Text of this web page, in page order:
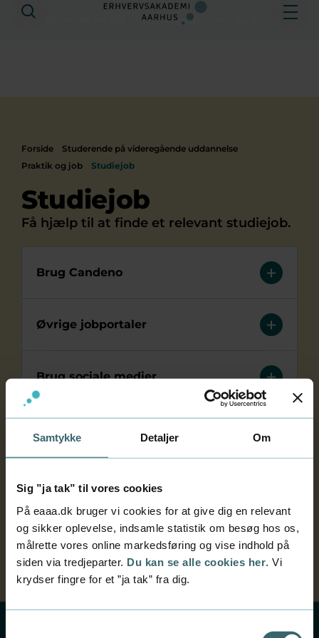
Samtykke Detaljer Om
Sig ”ja tak” til vores cookies
På eaaa.dk bruger vi cookies for at give dig en relevant
og sikker oplevelse, indsamle statistik om besøg hos os,
målrette vores online markedsføring og vise indhold på
siden via tredjeparter. Du kan se alle cookies her . Vi
krydser fingre for et ”ja tak” fra dig.
Erhvervsakademi Aarhus
Søg
Forside
Studerende på videregående uddannelse
Praktik og job
Studiejob
Studiejob
Få hjælp til at finde et relevant studiejob.
Brug Candeno
Øvrige jobportaler
Brug sociale medier
Fordele ved et studierelevant job